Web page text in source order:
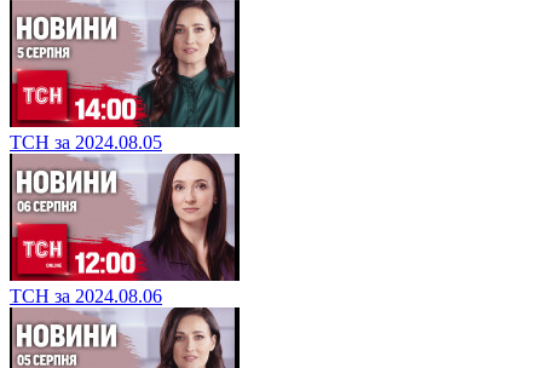
ТСН за 2024.08.05
ТСН за 2024.08.06